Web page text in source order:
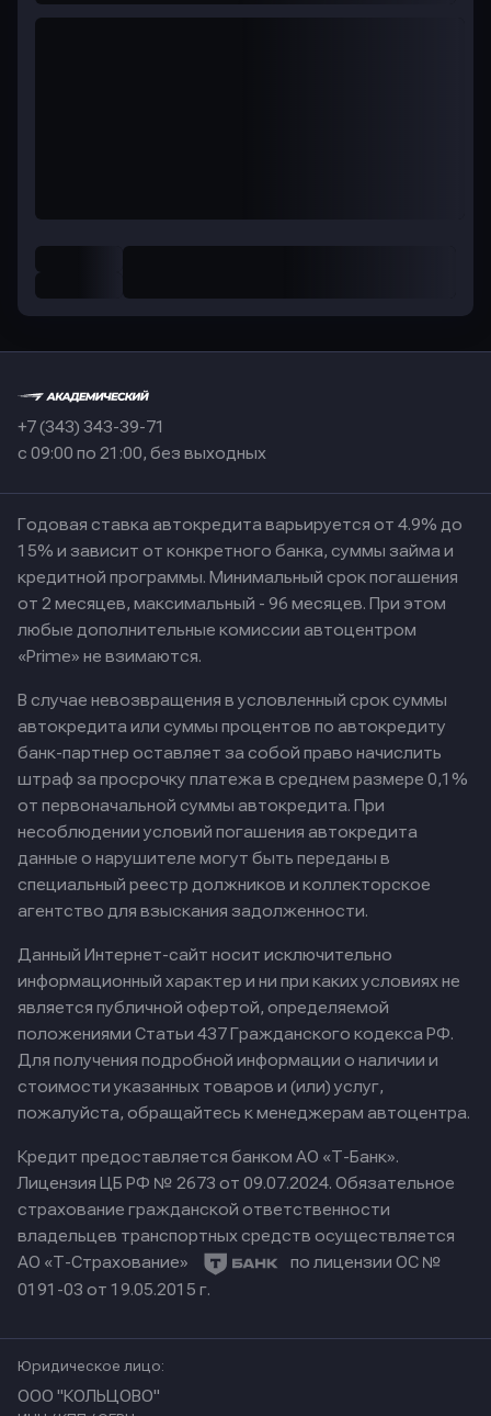
+7 (343) 343-39-71
с 09:00 по 21:00, без выходных
Годовая ставка автокредита варьируется от 4.9% до
15% и зависит от конкретного банка, суммы займа и
кредитной программы. Минимальный срок погашения
от 2 месяцев, максимальный - 96 месяцев. При этом
любые дополнительные комиссии автоцентром
«Prime» не взимаются.
В случае невозвращения в условленный срок суммы
автокредита или суммы процентов по автокредиту
банк-партнер оставляет за собой право начислить
штраф за просрочку платежа в среднем размере 0,1%
от первоначальной суммы автокредита. При
несоблюдении условий погашения автокредита
данные о нарушителе могут быть переданы в
специальный реестр должников и коллекторское
агентство для взыскания задолженности.
Данный Интернет-сайт носит исключительно
информационный характер и ни при каких условиях не
является публичной офертой, определяемой
положениями Статьи 437 Гражданского кодекса РФ.
Для получения подробной информации о наличии и
стоимости указанных товаров и (или) услуг,
пожалуйста, обращайтесь к менеджерам автоцентра.
Кредит предоставляется банком АО «Т-Банк».
Лицензия ЦБ РФ № 2673 от 09.07.2024. Обязательное
страхование гражданской ответственности
владельцев транспортных средств осуществляется
АО «Т-Страхование»
по лицензии ОС №
0191-03 от 19.05.2015 г.
Юридическое лицо:
ООО "КОЛЬЦОВО"